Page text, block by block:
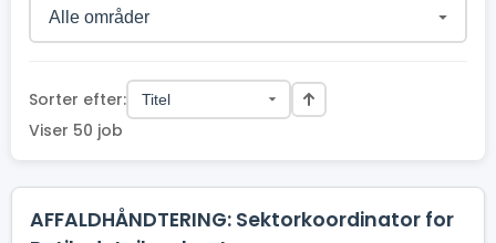
Sorter efter:
Viser 50 job
AFFALDHÅNDTERING: Sektorkoordinator for